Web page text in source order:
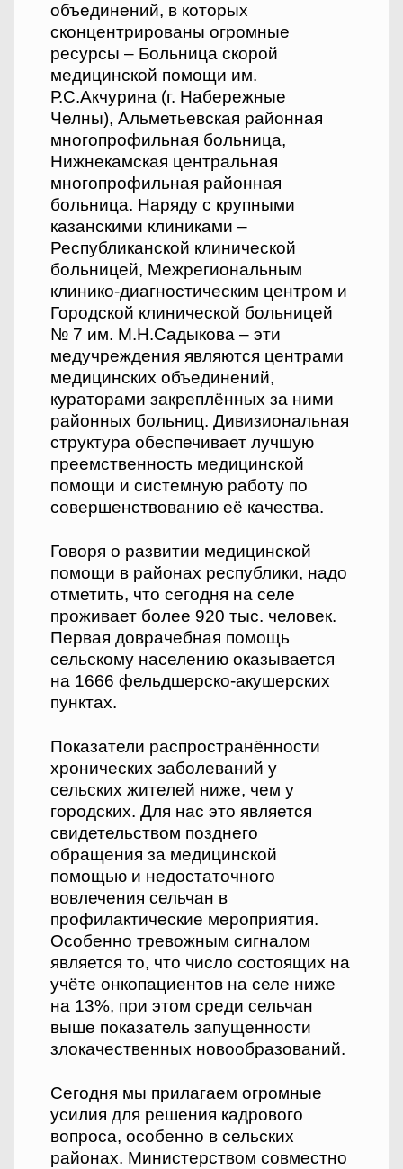
объединений, в которых
сконцентрированы огромные
ресурсы – Больница скорой
медицинской помощи им.
Р.С.Акчурина (г. Набережные
Челны), Альметьевская районная
многопрофильная больница,
Нижнекамская центральная
многопрофильная районная
больница. Наряду с крупными
казанскими клиниками –
Республиканской клинической
больницей, Межрегиональным
клинико-диагностическим центром и
Городской клинической больницей
№ 7 им. М.Н.Садыкова – эти
медучреждения являются центрами
медицинских объединений,
кураторами закреплённых за ними
районных больниц. Дивизиональная
структура обеспечивает лучшую
преемственность медицинской
помощи и системную работу по
совершенствованию её качества.
Говоря о развитии медицинской
помощи в районах республики, надо
отметить, что сегодня на селе
проживает более 920 тыс. человек.
Первая доврачебная помощь
сельскому населению оказывается
на 1666 фельдшерско-акушерских
пунктах.
Показатели распространённости
хронических заболеваний у
сельских жителей ниже, чем у
городских. Для нас это является
свидетельством позднего
обращения за медицинской
помощью и недостаточного
вовлечения сельчан в
профилактические мероприятия.
Особенно тревожным сигналом
является то, что число состоящих на
учёте онкопациентов на селе ниже
на 13%, при этом среди сельчан
выше показатель запущенности
злокачественных новообразований.
Сегодня мы прилагаем огромные
усилия для решения кадрового
вопроса, особенно в сельских
районах. Министерством совместно